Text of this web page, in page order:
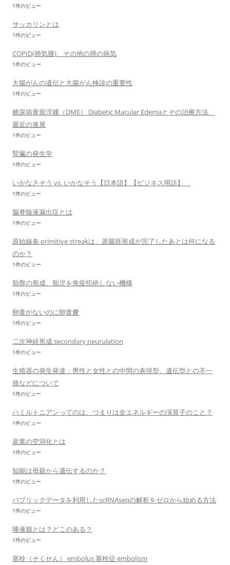
1件のビュー
サッカリンとは
1件のビュー
COPID(肺気腫)、その他の肺の病気
1件のビュー
大腸がんの遺伝と大腸がん検診の重要性
1件のビュー
糖尿病黄斑浮腫（DME） Diabetic Macular Edemaとその治療方法
最近の進展
1件のビュー
腎臓の発生学
1件のビュー
いかなさそう vs. いかなそう【日本語】【ビジネス用語】
1件のビュー
脳脊髄液漏出症とは
1件のビュー
原始線条 primitive streakは、原腸胚形成が完了したあとは何になる
のか？
1件のビュー
胎盤の形成、胎児を免疫拒絶しない機構
1件のビュー
卵黄がないのに卵黄嚢
1件のビュー
二次神経形成 secondary neurulation
1件のビュー
生殖器の発生発達：男性と女性との中間の表現型、遺伝型との不一
致などについて
1件のビュー
ハミルトニアンってのは、つまりは全エネルギーの演算子のこと？
1件のビュー
産業の空洞化とは
1件のビュー
知能は母親から遺伝するのか？
1件のビュー
パブリックデータを利用したscRNAseqの解析をゼロから始める方法
1件のビュー
唾液腺とは？どこのある？
1件のビュー
塞栓（そくせん） embolus 塞栓症 embolism